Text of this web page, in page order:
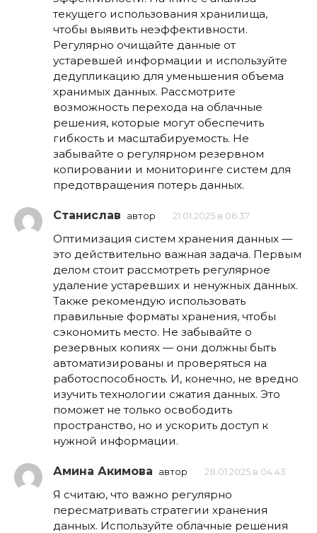
текущего использования хранилища,
чтобы выявить неэффективности.
Регулярно очищайте данные от
устаревшей информации и используйте
дедупликацию для уменьшения объема
хранимых данных. Рассмотрите
возможность перехода на облачные
решения, которые могут обеспечить
гибкость и масштабируемость. Не
забывайте о регулярном резервном
копировании и мониторинге систем для
предотвращения потерь данных.
Станислав автор 21.01.2025 в 06:37
Оптимизация систем хранения данных —
это действительно важная задача. Первым
делом стоит рассмотреть регулярное
удаление устаревших и ненужных данных.
Также рекомендую использовать
правильные форматы хранения, чтобы
сэкономить место. Не забывайте о
резервных копиях — они должны быть
автоматизированы и проверяться на
работоспособность. И, конечно, не вредно
изучить технологии сжатия данных. Это
поможет не только освободить
пространство, но и ускорить доступ к
нужной информации.
Амина Акимова автор 28.01.2025 в 04:43
Я считаю, что важно регулярно
пересматривать стратегии хранения
данных. Используйте облачные решения